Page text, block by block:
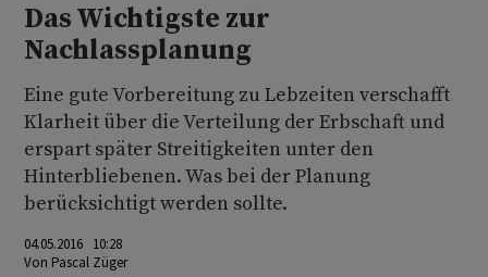
Das Wichtigste zur
Nachlassplanung
Eine gute Vorbereitung zu Lebzeiten verschafft
Klarheit über die Verteilung der Erbschaft und
erspart später Streitigkeiten unter den
Hinterbliebenen. Was bei der Planung
berücksichtigt werden sollte.
04.05.2016 10:28
Von Pascal Züger